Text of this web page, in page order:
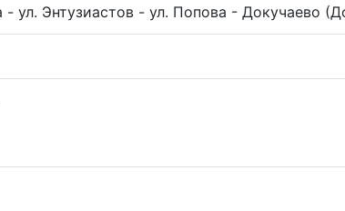
- ул. Энтузиастов - ул. Попова - Докучаево